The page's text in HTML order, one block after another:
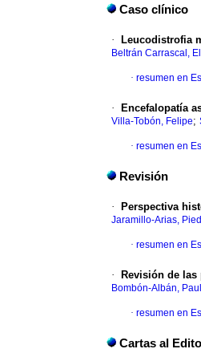
Caso clínico
· Leucodistrofia
Beltrán Carrascal,
· resumen en
· Encefalopatía
Villa-Tobón, Felipe;
· resumen en
Revisión
· Perspectiva
Jaramillo-Arias,
· resumen en
· Revisión de
Bombón-Albán,
· resumen en
Cartas al